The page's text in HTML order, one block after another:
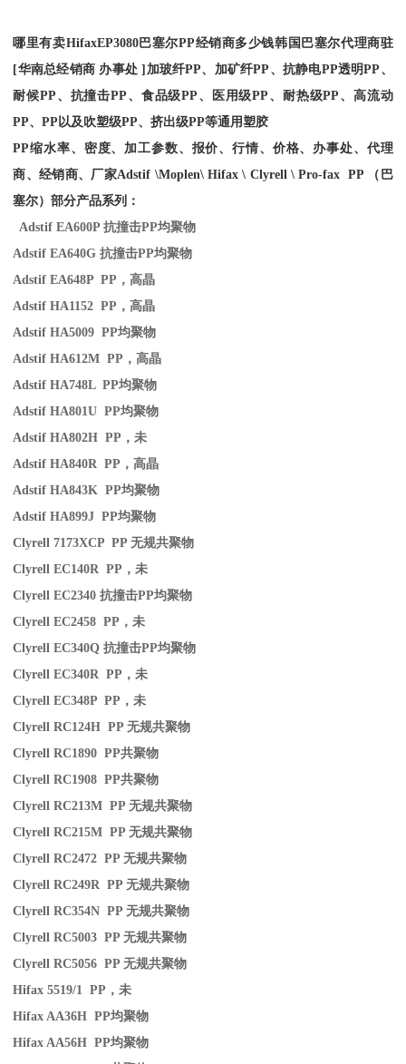
哪里有卖HifaxEP3080巴塞尔PP经销商多少钱韩国巴塞尔代理商驻
[华南总经销商 办事处 ]加玻纤PP、加矿纤PP、抗静电PP透明PP、
耐候PP、抗撞击PP、食品级PP、医用级PP、耐热级PP、高流动
PP、PP以及吹塑级PP、挤出级PP等通用塑胶
PP缩水率、密度、加工参数、报价、行情、价格、办事处、代理
商、经销商、厂家Adstif \Moplen\ Hifax \ Clyrell \ Pro-fax PP （巴
塞尔）部分产品系列：
Adstif EA600P抗撞击PP均聚物
Adstif EA640G抗撞击PP均聚物
Adstif EA648P PP ，高晶
Adstif HA1152 PP ，高晶
Adstif HA5009 PP均聚物
Adstif HA612M PP ，高晶
Adstif HA748L PP均聚物
Adstif HA801U PP均聚物
Adstif HA802H PP ，未
Adstif HA840R PP ，高晶
Adstif HA843K PP均聚物
Adstif HA899J PP均聚物
Clyrell 7173XCP PP无规共聚物
Clyrell EC140R PP ，未
Clyrell EC2340抗撞击PP均聚物
Clyrell EC2458 PP ，未
Clyrell EC340Q抗撞击PP均聚物
Clyrell EC340R PP ，未
Clyrell EC348P PP ，未
Clyrell RC124H PP无规共聚物
Clyrell RC1890 PP共聚物
Clyrell RC1908 PP共聚物
Clyrell RC213M PP无规共聚物
Clyrell RC215M PP无规共聚物
Clyrell RC2472 PP无规共聚物
Clyrell RC249R PP无规共聚物
Clyrell RC354N PP无规共聚物
Clyrell RC5003 PP无规共聚物
Clyrell RC5056 PP无规共聚物
Hifax 5519/1 PP ，未
Hifax AA36H PP均聚物
Hifax AA56H PP均聚物